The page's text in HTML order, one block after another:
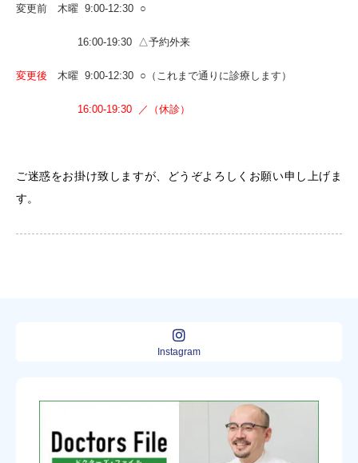
変更前 木曜 9:00-12:30 ○
16:00-19:30 △予約外来
変更後 木曜 9:00-12:30 ○（これまで通りに診療します）
16:00-19:30 ／（休診）
ご迷惑をお掛け致しますが、どうぞよろしくお願い申し上げま
す。
Instagram